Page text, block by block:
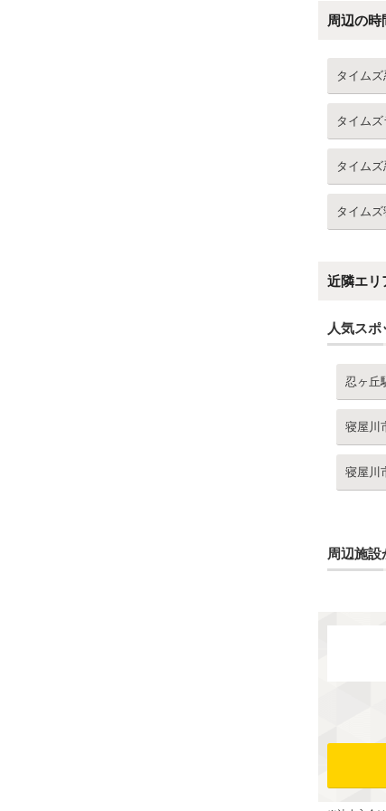
周辺の時
タイム
タイム
タイム
タイム
近隣エリ
人気ス
忍ヶ丘
寝屋川
寝屋川
周辺施設